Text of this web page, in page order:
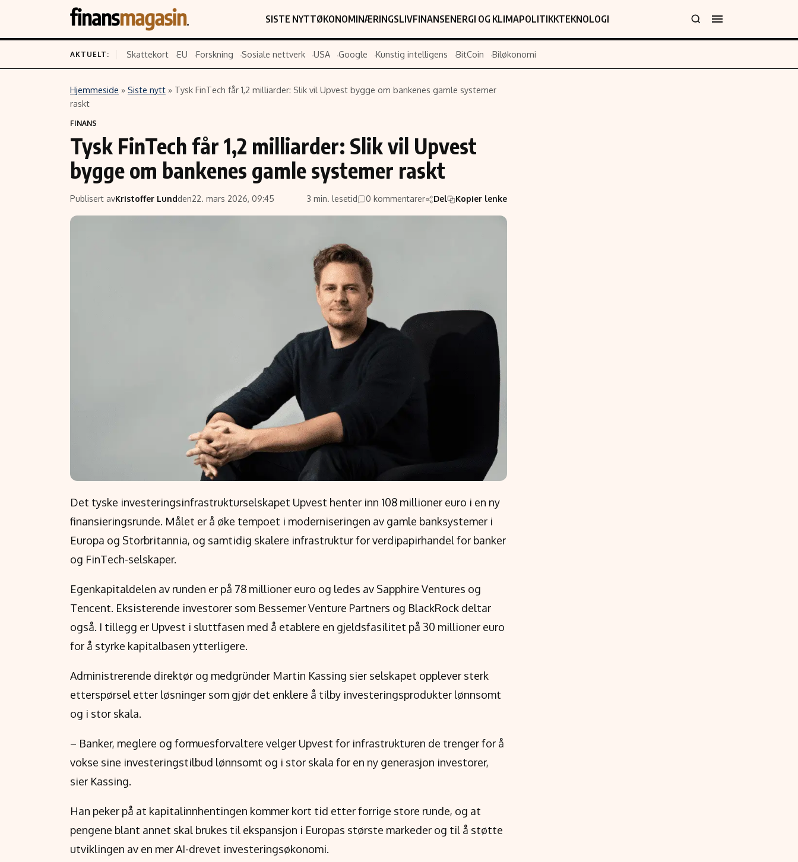
SISTE NYTTØKONOMINÆRINGSLIVFINANSENERGI OG KLIMAPOLITIKKTEKNOLOGI
Innhold
Siste nytt
Eiendom
Energi og klima
Finans
Fritid
Hav og sjømat
Økonomi
Politikk
Teknologi
Google
Kunstig intelligens
BitCoin
Grønt skifte
Retningslinjer for rettelser
Redaksjonell policy
AKTUELT: Skattekort EU Forskning Sosiale nettverk USA Google Kunstig intelligens BitCoin Biløkonomi
Hjemmeside » Siste nytt » Tysk FinTech får 1,2 milliarder: Slik vil Upvest bygge om bankenes gamle systemer
raskt
FINANS
Tysk FinTech får 1,2 milliarder: Slik vil Upvest
bygge om bankenes gamle systemer raskt
Publisert avKristoffer Lundden22. mars 2026, 09:45 3 min. lesetid 0 kommentarer Del Kopier lenke
Det tyske investeringsinfrastrukturselskapet Upvest henter inn 108 millioner euro i en ny
finansieringsrunde. Målet er å øke tempoet i moderniseringen av gamle banksystemer i
Europa og Storbritannia, og samtidig skalere infrastruktur for verdipapirhandel for banker
og FinTech-selskaper.
Egenkapitaldelen av runden er på 78 millioner euro og ledes av Sapphire Ventures og
Tencent. Eksisterende investorer som Bessemer Venture Partners og BlackRock deltar
også. I tillegg er Upvest i sluttfasen med å etablere en gjeldsfasilitet på 30 millioner euro
for å styrke kapitalbasen ytterligere.
Administrerende direktør og medgründer Martin Kassing sier selskapet opplever sterk
etterspørsel etter løsninger som gjør det enklere å tilby investeringsprodukter lønnsomt
og i stor skala.
– Banker, meglere og formuesforvaltere velger Upvest for infrastrukturen de trenger for å
vokse sine investeringstilbud lønnsomt og i stor skala for en ny generasjon investorer,
sier Kassing.
Han peker på at kapitalinnhentingen kommer kort tid etter forrige store runde, og at
pengene blant annet skal brukes til ekspansjon i Europas største markeder og til å støtte
utviklingen av en mer AI-drevet investeringsøkonomi.